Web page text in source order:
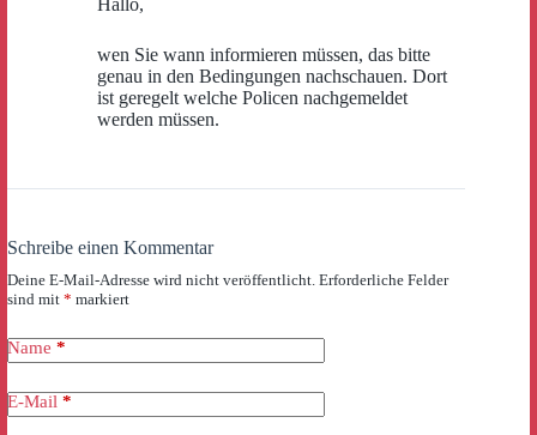
Hallo,
wen Sie wann informieren müssen, das bitte
genau in den Bedingungen nachschauen. Dort
ist geregelt welche Policen nachgemeldet
werden müssen.
Schreibe einen Kommentar
Deine E-Mail-Adresse wird nicht veröffentlicht. Erforderliche Felder
sind mit * markiert
Name *
E-Mail *